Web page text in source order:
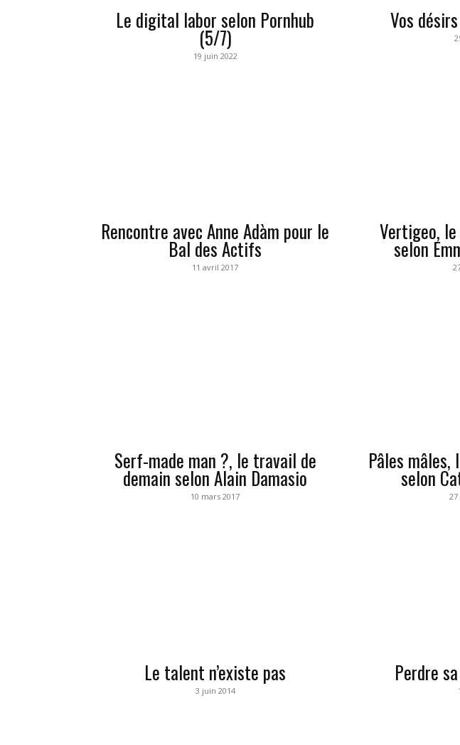
Le digital labor selon Pornhub
(5/7)
19 juin 2022
Vos
Rencontre avec Anne Adàm pour le
Bal des Actifs
11 avril 2017
Vertigeo,
selon
Serf-made man ?, le travail de
demain selon Alain Damasio
10 mars 2017
Pâles
selon
Le talent n’existe pas
3 juin 2014
Perdre